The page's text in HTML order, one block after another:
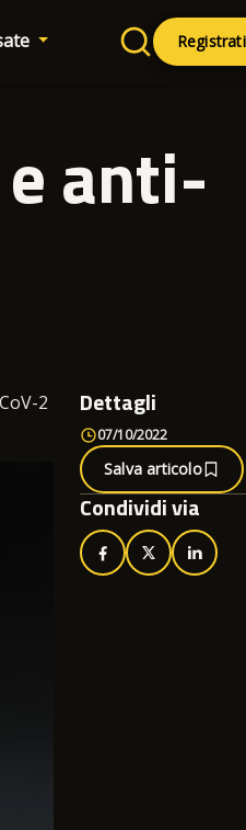
Registrati
anti-
2
Dettagli
07/10/2022
Salva articolo
Condividi via